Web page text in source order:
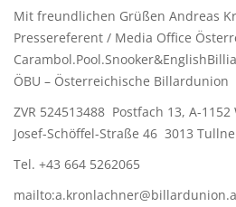
Mit freundlichen Grüßen Andreas
Pressereferent / Media Office
ÖBU – Österreichische Billardunion
ZVR 524513488 Postfach 13, A-1152
Josef-Schöffel-Straße 46 3013
Tel. +43 664 5262065